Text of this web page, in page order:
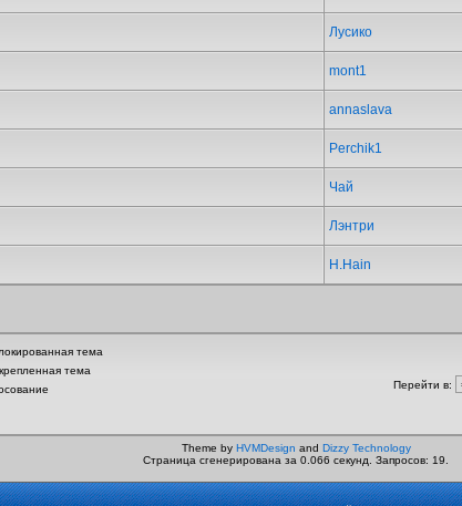
Лусико
mont1
annaslava
Perchik1
Чай
Лэнтри
H.Hain
тема
тема
Перейти в:
Theme by HVMDesign and Dizzy Technology
Страница сгенерирована за 0.066 секунд. Запросов: 19.